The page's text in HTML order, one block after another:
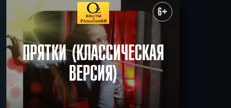
| КВЕСТ ПРОЙДЕН 6+
ПРЯТКИ (КЛАССИЧЕСКАЯ
ВЕРСИЯ)